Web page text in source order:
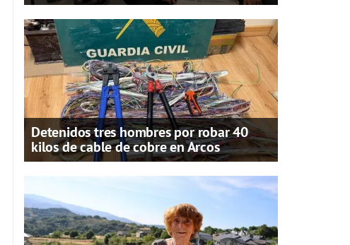
Detenidos tres hombres por robar 40
kilos de cable de cobre en Arcos